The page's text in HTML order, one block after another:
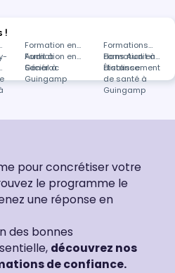
!
Formation en
Audit à
Générac
Formations
dans Audit à
distance
Formation en
Social à
Guingamp
Formation en
Établissement
de santé à
Guingamp
pour concrétiser votre
le programme le
une réponse en
des bonnes
découvrez nos
de confiance.